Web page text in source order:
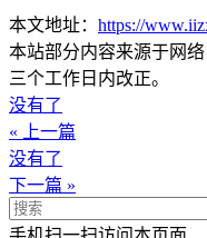
本文地址： https://
本站部分内容来源于网
三个工作日内改正。
没有了
« 上一篇
没有了
下一篇 »